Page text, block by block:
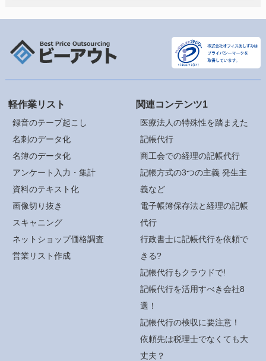
軽作業リスト
録音のテープ起こし
名刺のデータ化
名簿のデータ化
アンケート入力・集計
資料のテキスト化
画像切り抜き
スキャニング
ネットショップ価格調査
営業リスト作成
関連コンテンツ1
医療法人の特殊性を踏まえた
記帳代行
商工会での経理の記帳代行
記帳方式の3つの主義 発生主
義など
電子帳簿保存法と経理の記帳
代行
行政書士に記帳代行を依頼で
きる?
記帳代行もクラウドで!
記帳代行を活用すべき会社8
選！
記帳代行の検収に要注意！
依頼先は税理士でなくても大
丈夫？